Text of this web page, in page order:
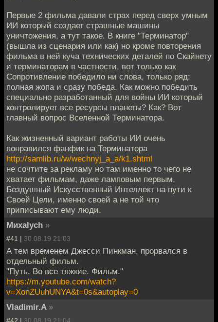
Первые 2 фильма давали страх перед сверх умным
ИИ который создает страшные машины
уничтожения, а тут такое. В книге "Терминатор"
(вышла из сценария или как) но кроме повторения
фильма в ней куча технических деталей по Скайнету
и терминаторам в частности, вот только как
Сопротивление победило ни слова, только ряд:
полная жопа и сразу победа. Как можно победить
специально разработанный для войны ИИ который
контролирует все ресурсы планеты? Как? Вот
главный вопрос Вселенной Терминатора.
Как жизненный вариант работы ИИ очень
понравился фанфик на Терминатора
http://samlib.ru/w/wechnyj_a_a/k1.shtml
не сочтите за рекламу но там именно то чего не
хватает фильмам, даже ламповым первым,
Бездушный Искусственный Интеллект на пути к
Своей Цели, именно своей а не той что
приписывают ему люди.
Миxalych »
#41 | 30.08.19 21:03
А тем временем Джесси Пинкман, прорвался в
отдельный фильм.
"Путь. Во все тяжкие. Фильм."
https://m.youtube.com/watch?
v=XonZUuhUNYA&t=0s&autoplay=0
Vladimir.A »